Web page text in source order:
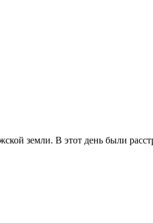
земли. В этот день были